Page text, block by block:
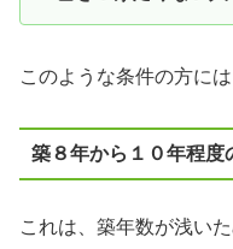
このような条件の方に
築８年から１０年程度
これは、築年数が浅い